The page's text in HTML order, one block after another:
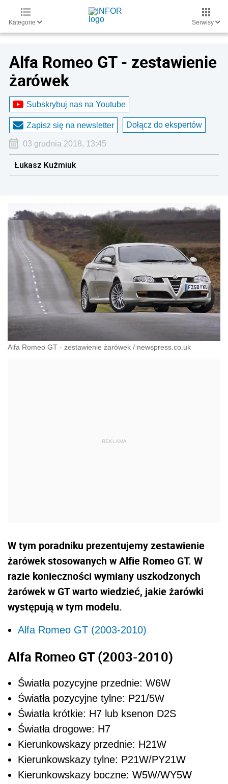
Kategorie Serwisy
Alfa Romeo GT - zestawienie
żarówek
Subskrybuj nas na Youtube
Zapisz się na newsletter Dołącz do ekspertów
03 grudnia 2018, 13:45
Łukasz Kuźmiuk
Alfa Romeo GT - zestawienie żarówek / newspress.co.uk
W tym poradniku prezentujemy zestawienie
żarówek stosowanych w Alfie Romeo GT. W
razie konieczności wymiany uszkodzonych
żarówek w GT warto wiedzieć, jakie żarówki
występują w tym modelu.
Alfa Romeo GT (2003-2010)
Alfa Romeo GT (2003-2010)
Światła pozycyjne przednie: W6W
Światła pozycyjne tylne: P21/5W
Światła krótkie: H7 lub ksenon D2S
Światła drogowe: H7
Kierunkowskazy przednie: H21W
Kierunkowskazy tylne: P21W/PY21W
Kierunkowskazy boczne: W5W/WY5W